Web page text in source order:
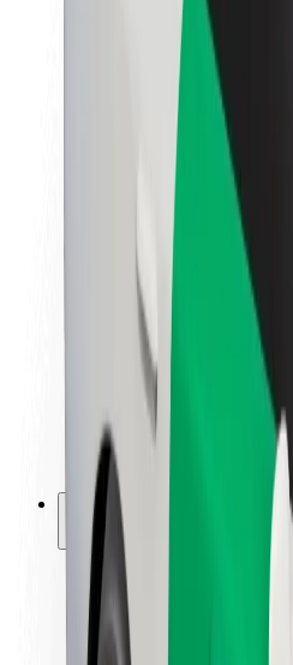
Lisätietoja Boltista
Kestävä kehitys Boltilla
Project Zero
Uutishuone
Brändiohjeistus
Missio
Sijoittajasuhteet
Brändi
Media
Urban Fund
Turvallisuus
Matkustajan turvallisuus
Kuljettajan turvallisuus
Potkulautojen turvallisuus